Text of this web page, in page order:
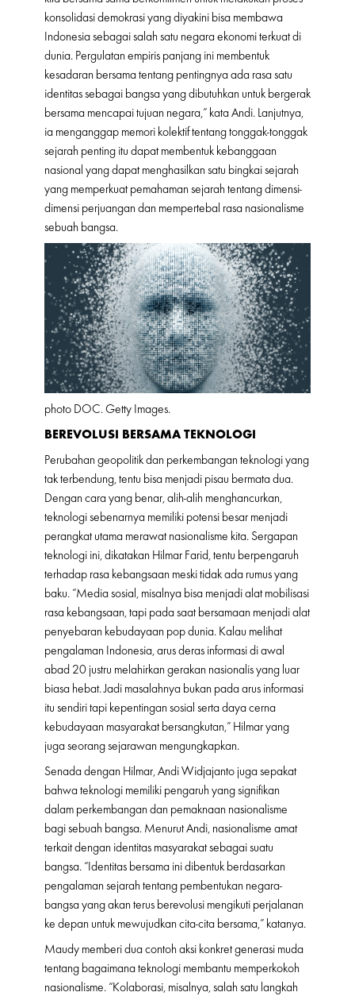
konsolidasi demokrasi yang diyakini bisa membawa
Indonesia sebagai salah satu negara ekonomi terkuat di
dunia. Pergulatan empiris panjang ini membentuk
kesadaran bersama tentang pentingnya ada rasa satu
identitas sebagai bangsa yang dibutuhkan untuk bergerak
bersama mencapai tujuan negara,” kata Andi. Lanjutnya,
ia menganggap memori kolektif tentang tonggak-tonggak
sejarah penting itu dapat membentuk kebanggaan
nasional yang dapat menghasilkan satu bingkai sejarah
yang memperkuat pemahaman sejarah tentang dimensi-
dimensi perjuangan dan mempertebal rasa nasionalisme
sebuah bangsa.
photo DOC. Getty Images.
BEREVOLUSI BERSAMA TEKNOLOGI
Perubahan geopolitik dan perkembangan teknologi yang
tak terbendung, tentu bisa menjadi pisau bermata dua.
Dengan cara yang benar, alih-alih menghancurkan,
teknologi sebenarnya memiliki potensi besar menjadi
perangkat utama merawat nasionalisme kita. Sergapan
teknologi ini, dikatakan Hilmar Farid, tentu berpengaruh
terhadap rasa kebangsaan meski tidak ada rumus yang
baku. “Media sosial, misalnya bisa menjadi alat mobilisasi
rasa kebangsaan, tapi pada saat bersamaan menjadi alat
penyebaran kebudayaan pop dunia. Kalau melihat
pengalaman Indonesia, arus deras informasi di awal
abad 20 justru melahirkan gerakan nasionalis yang luar
biasa hebat. Jadi masalahnya bukan pada arus informasi
itu sendiri tapi kepentingan sosial serta daya cerna
kebudayaan masyarakat bersangkutan,” Hilmar yang
juga seorang sejarawan mengungkapkan.
Senada dengan Hilmar, Andi Widjajanto juga sepakat
bahwa teknologi memiliki pengaruh yang signifikan
dalam perkembangan dan pemaknaan nasionalisme
bagi sebuah bangsa. Menurut Andi, nasionalisme amat
terkait dengan identitas masyarakat sebagai suatu
bangsa. “Identitas bersama ini dibentuk berdasarkan
pengalaman sejarah tentang pembentukan negara-
bangsa yang akan terus berevolusi mengikuti perjalanan
ke depan untuk mewujudkan cita-cita bersama,” katanya.
Maudy memberi dua contoh aksi konkret generasi muda
tentang bagaimana teknologi membantu memperkokoh
nasionalisme. “Kolaborasi, misalnya, salah satu langkah